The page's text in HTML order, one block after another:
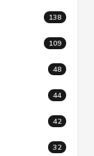
138
109
48
44
42
32